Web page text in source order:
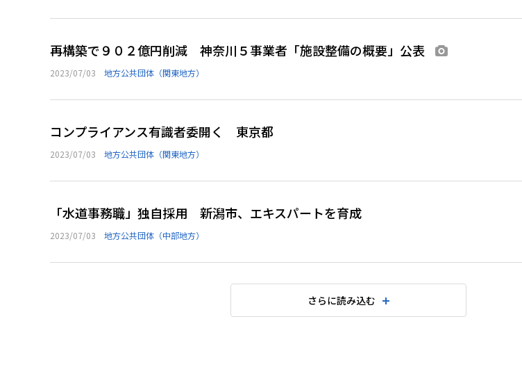
再構築で９０２億円削減 神奈川５事業者「施設整備の概要」公表
2023/07/03 地方公共団体（関東地方）
コンプライアンス有識者委開く 東京都
2023/07/03 地方公共団体（関東地方）
「水道事務職」独自採用 新潟市、エキスパートを育成
2023/07/03 地方公共団体（中部地方）
さらに読み込む